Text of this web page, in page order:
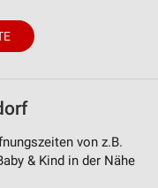
von z.B.
& Kind in der Nähe